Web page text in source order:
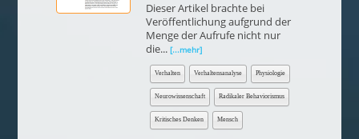
Dieser Artikel brachte bei
Veröffentlichung aufgrund der
Menge der Aufrufe nicht nur
die... [...mehr]
Verhalten Verhaltensanalyse Physiologie
Neurowissenschaft Radikaler Behaviorismus
Kritisches Denken Mensch